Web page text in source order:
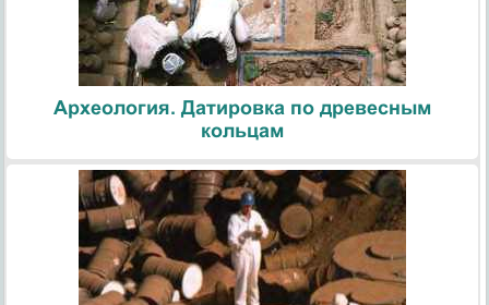
Археология. Датировка по древесным
кольцам